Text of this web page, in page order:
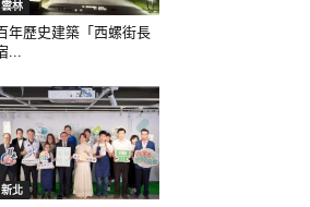
雲林
年歷史建築「西螺街長
...
新北